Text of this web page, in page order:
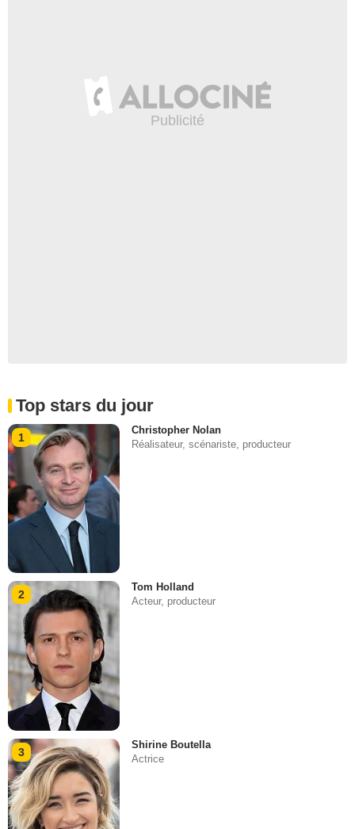
Top stars du jour
1
Christopher Nolan
Réalisateur, scénariste, producteur
2
Tom Holland
Acteur, producteur
3
Shirine Boutella
Actrice